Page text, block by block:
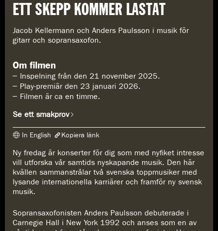
n
r
e
:
ETT SKEPP KOMMER LASTAT
Jacob Kellermann och Anders Paulsson i musik för
gitarr och sopransaxofon.
Om filmen
Inspelning från den 21 november 2025.
Play-premiär den 23 januari 2026.
Filmen är ca en timme.
Se ett smakprov
In English Kopiera länk
Länken har kopierats
https://www.konserthuset.se/play/ett-skepp-kommer-lastat/
Ny fredag är konserter för dig som med nyfiket intresse
vill utforska vår samtids nyskapande musik. Den här
kvällen sammanstrålar två svenska toppmusiker med
lysande internationella karriärer och framför ny svensk
musik.
Sopransaxofonisten Anders Paulsson debuterade i
Carnegie Hall i New York 1992 och anses som en av